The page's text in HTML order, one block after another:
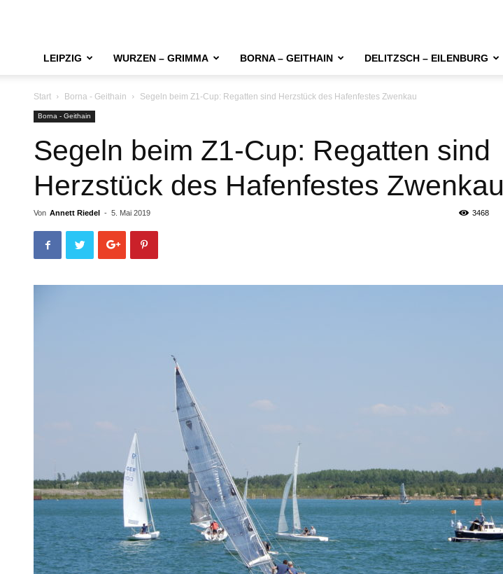
LEIPZIG WURZEN – GRIMMA BORNA – GEITHAIN DELITZSCH – EILENBURG
Start Borna - Geithain Segeln beim Z1-Cup: Regatten sind Herzstück des Hafenfestes Zwenkau
Borna - Geithain
Segeln beim Z1-Cup: Regatten sind
Herzstück des Hafenfestes Zwenkau
Von Annett Riedel - 5. Mai 2019 3468